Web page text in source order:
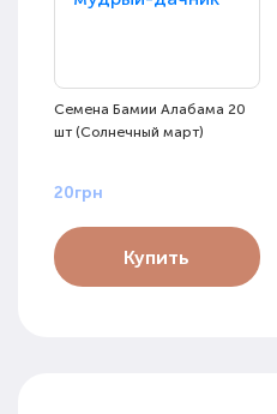
Семена Бамии Алабама 20
шт (Солнечный март)
20грн
Купить